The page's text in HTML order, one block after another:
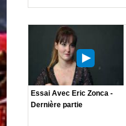
Essai Avec Eric Zonca -
Dernière partie